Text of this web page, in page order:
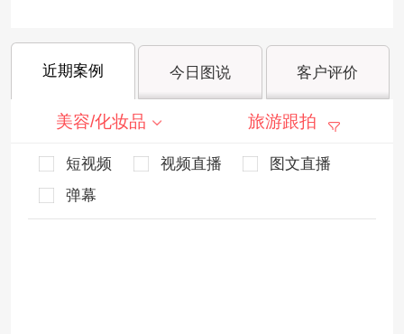
近期案例 今日图说 客户评价
美容/化妆品 旅游跟拍
短视频 视频直播
图文直播
弹幕